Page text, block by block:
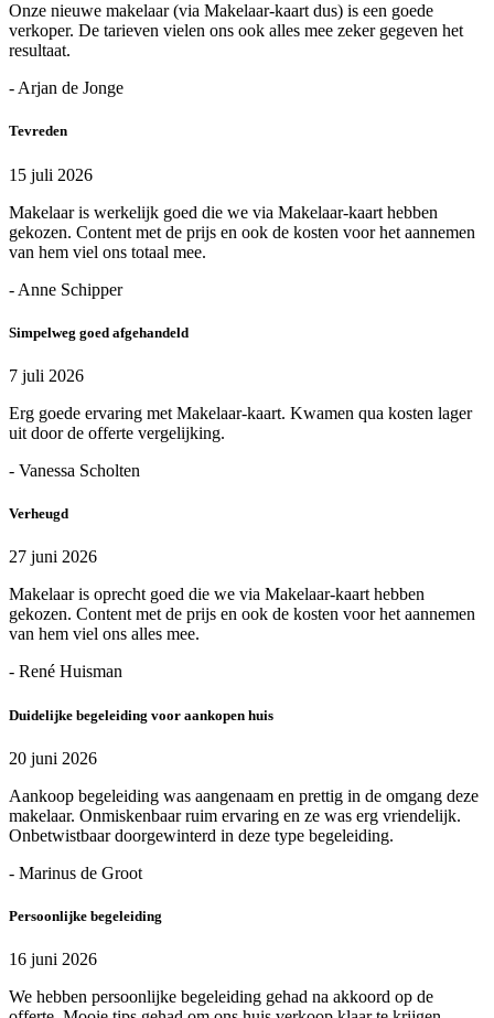
Onze nieuwe makelaar (via Makelaar-kaart dus) is een goede
verkoper. De tarieven vielen ons ook alles mee zeker gegeven het
resultaat.
- Arjan de Jonge
Tevreden
15 juli 2026
Makelaar is werkelijk goed die we via Makelaar-kaart hebben
gekozen. Content met de prijs en ook de kosten voor het aannemen
van hem viel ons totaal mee.
- Anne Schipper
Simpelweg goed afgehandeld
7 juli 2026
Erg goede ervaring met Makelaar-kaart. Kwamen qua kosten lager
uit door de offerte vergelijking.
- Vanessa Scholten
Verheugd
27 juni 2026
Makelaar is oprecht goed die we via Makelaar-kaart hebben
gekozen. Content met de prijs en ook de kosten voor het aannemen
van hem viel ons alles mee.
- René Huisman
Duidelijke begeleiding voor aankopen huis
20 juni 2026
Aankoop begeleiding was aangenaam en prettig in de omgang deze
makelaar. Onmiskenbaar ruim ervaring en ze was erg vriendelijk.
Onbetwistbaar doorgewinterd in deze type begeleiding.
- Marinus de Groot
Persoonlijke begeleiding
16 juni 2026
We hebben persoonlijke begeleiding gehad na akkoord op de